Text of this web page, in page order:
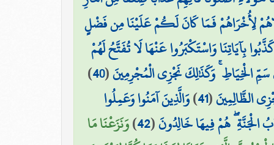
لِأُخْرَاهُمْ فَمَا كَانَ لَكُمْ عَلَيْنَا مِن فَضْلٍ
بِآيَاتِنَا وَاسْتَكْبَرُوا عَنْهَا لَا تُفَتَّحُ لَهُمْ
سَمِّ الْخِيَاطِ ۚ وَكَذَٰلِكَ نَجْزِي الْمُجْرِمِينَ(
40
)
الظَّالِمِينَ(
41
)وَالَّذِينَ آمَنُوا وَعَمِلُوا
هُمْ فِيهَا خَالِدُونَ(
42
)وَنَزَعْنَا مَا